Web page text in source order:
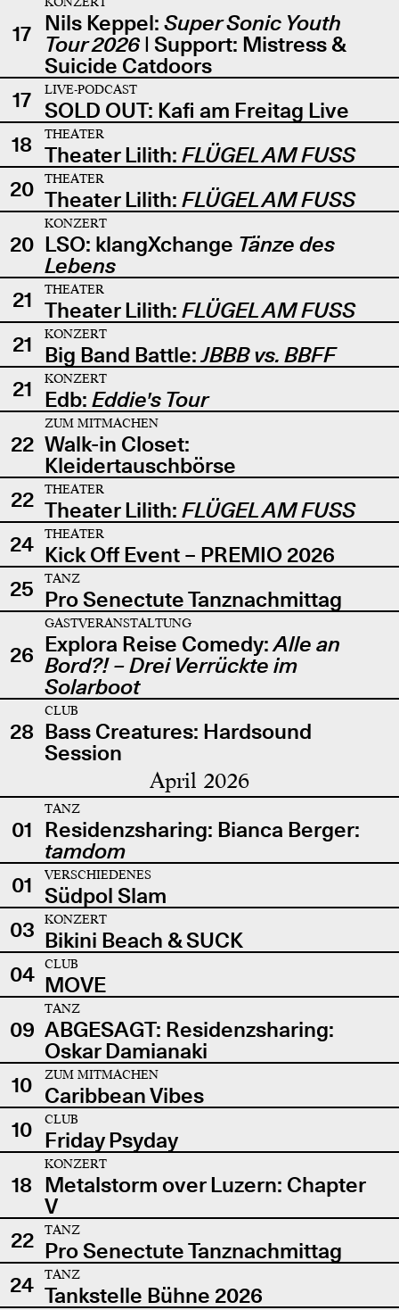
17 Nils Keppel: Super Sonic Youth
Tour 2026| Support: Mistress &
Suicide Catdoors
17
LIVE-PODCAST
SOLD OUT: Kafi am Freitag Live
18
THEATER
Theater Lilith: FLÜGEL AM FUSS
20
THEATER
Theater Lilith: FLÜGEL AM FUSS
20
KONZERT
LSO: klangXchange Tänze des
Lebens
21
THEATER
Theater Lilith: FLÜGEL AM FUSS
21
KONZERT
Big Band Battle:JBBB vs. BBFF
21
KONZERT
Edb: Eddie's Tour
22
ZUM MITMACHEN
Walk-in Closet:
Kleidertauschbörse
22
THEATER
Theater Lilith: FLÜGEL AM FUSS
24
THEATER
Kick Off Event – PREMIO 2026
25
TANZ
Pro Senectute Tanznachmittag
26
GASTVERANSTALTUNG
Explora Reise Comedy:Alle an
Bord?! – Drei Verrückte im
Solarboot
28
CLUB
Bass Creatures: Hardsound
Session
April 2026
01
TANZ
Residenzsharing: Bianca Berger:
tamdom
01
VERSCHIEDENES
Südpol Slam
03
KONZERT
Bikini Beach & SUCK
04
CLUB
MOVE
09
TANZ
ABGESAGT: Residenzsharing:
Oskar Damianaki
10
ZUM MITMACHEN
Caribbean Vibes
10
CLUB
Friday Psyday
18
KONZERT
Metalstorm over Luzern: Chapter
V
22
TANZ
Pro Senectute Tanznachmittag
24
TANZ
Tankstelle Bühne 2026